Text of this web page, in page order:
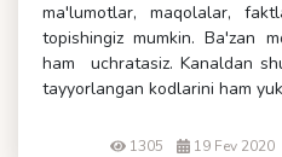
ma'lumotlar, maqolalar,
topishingiz mumkin. Ba'zan
ham uchratasiz. Kanaldan
tayyorlangan kodlarini ham
1305 19 Fev 2020